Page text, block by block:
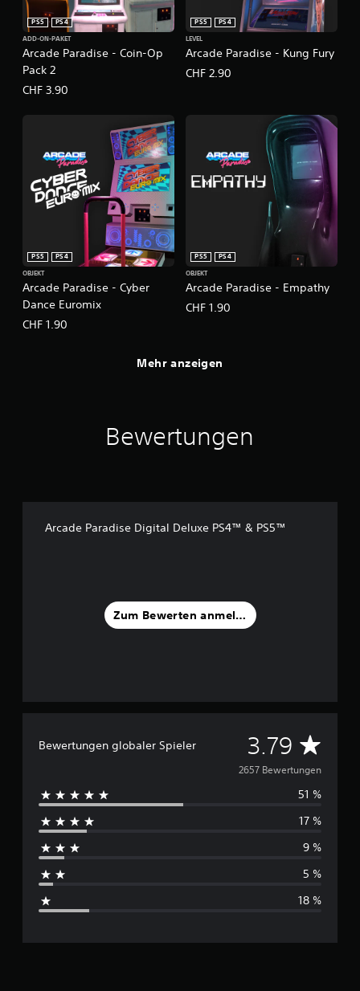
Arcade Paradise - Coin-Op
Pack 2
PS5
PS4
ADD-ON-PAKET
CHF 3.90
Arcade Paradise - Kung Fury
PS5
PS4
LEVEL
CHF 2.90
Arcade Paradise - Cyber
Dance Euromix
PS5
PS4
OBJEKT
CHF 1.90
Arcade Paradise - Empathy
PS5
PS4
OBJEKT
CHF 1.90
Mehr anzeigen
Bewertungen
Arcade Paradise Digital Deluxe PS4™ & PS5™
Zum Bewerten anmelden
Bewertungen globaler Spieler 3.79 D
u
r
c
h
s
h
2657 Bewertungen
51 %
17 %
9 %
5 %
18 %